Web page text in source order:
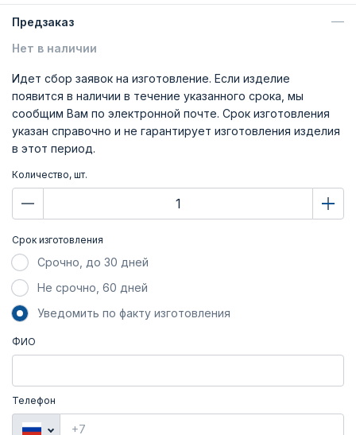
Предзаказ
Нет в наличии
Идет сбор заявок на изготовление. Если изделие
появится в наличии в течение указанного срока, мы
сообщим Вам по электронной почте. Срок изготовления
указан справочно и не гарантирует изготовления изделия
в этот период.
Количество, шт.
Срок изготовления
Срочно, до 30 дней
Не срочно, 60 дней
Уведомить по факту изготовления
ФИО
Телефон